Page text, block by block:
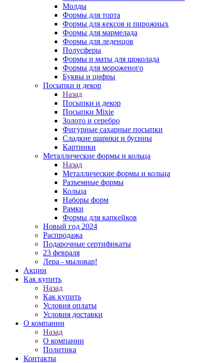
Молды
Формы для торта
Формы для кексов и пирожных
Формы для мармелада
Формы для леденцов
Полусферы
Формы и маты для шоколада
Формы для мороженого
Буквы и цифры
Посыпки и декор
Назад
Посыпки и декор
Посыпки Mixie
Золото и серебро
Фигурные сахарные посыпки
Сладкие шарики и бусины
Картинки
Металлические формы и кольца
Назад
Металлические формы и кольца
Разъемные формы
Кольца
Наборы форм
Рамки
Формы для капкейков
Новый год 2024
Распродажа
Подарочные сертификаты
23 февраля
Лера - мыловар!
Акции
Как купить
Назад
Как купить
Условия оплаты
Условия доставки
О компании
Назад
О компании
Политика
Контакты